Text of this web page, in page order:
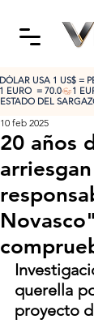
ESTADO DEL
DÓLAR USA 1 US$ =
1 EURO  = 70.0
20 años
10 feb 2025
querella
proyecto